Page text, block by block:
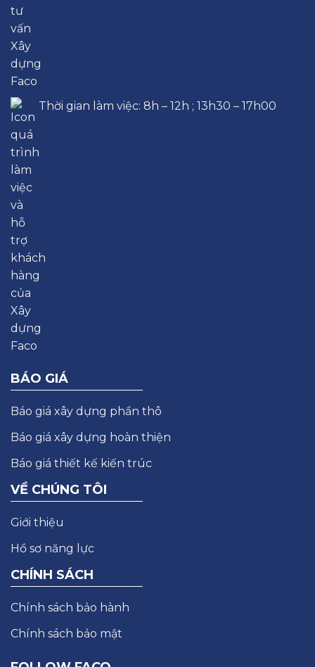
Thời gian làm việc: 8h – 12h ; 13h30 – 17h00
BÁO GIÁ
Báo giá xây dựng phần thô
Báo giá xây dựng hoàn thiện
Báo giá thiết kế kiến trúc
VỀ CHÚNG TÔI
Giới thiệu
Hồ sơ năng lực
CHÍNH SÁCH
Chính sách bảo hành
Chính sách bảo mật